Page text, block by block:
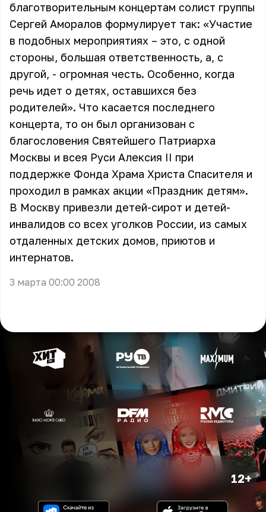
благотворительным концертам солист группы
Сергей Аморалов формулирует так: «Участие
в подобных мероприятиях – это, с одной
стороны, большая ответственность, а, с
другой, - огромная честь. Особенно, когда
речь идет о детях, оставшихся без
родителей». Что касается последнего
концерта, то он был организован с
благословения Святейшего Патриарха
Москвы и всея Руси Алексия II при
поддержке Фонда Храма Христа Спасителя и
проходил в рамках акции «Праздник детям».
В Москву привезли детей-сирот и детей-
инвалидов со всех уголков России, из самых
отдаленных детских домов, приютов и
интернатов.
3 марта 00:00 2008
12+